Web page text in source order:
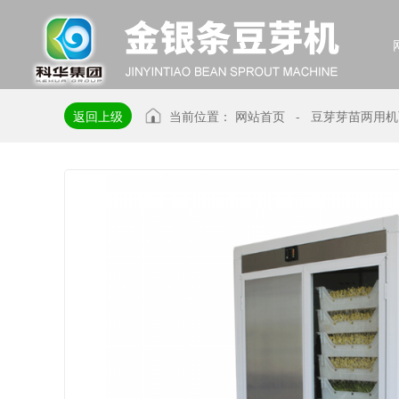
返回上级 当前位置： 网站首页 - 豆芽芽苗两用